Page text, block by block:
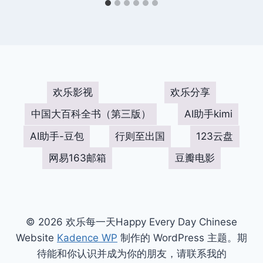
欢乐影视
欢乐分享
中国大百科全书（第三版）
AI助手kimi
AI助手-豆包
行则至出国
123云盘
网易163邮箱
豆瓣电影
© 2026 欢乐每一天Happy Every Day Chinese
Website Kadence WP 制作的 WordPress 主题。期
待能和你认识并成为你的朋友，请联系我的